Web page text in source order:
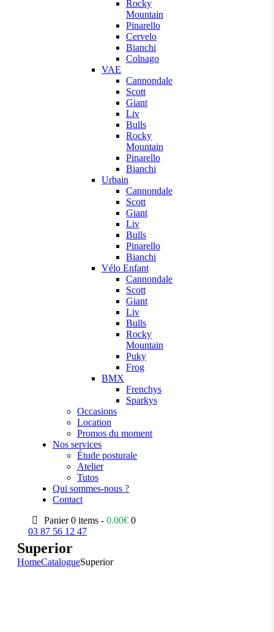
Rocky
Mountain
Pinarello
Cervelo
Bianchi
Colnago
VAE
Cannondale
Scott
Giant
Liv
Bulls
Rocky
Mountain
Pinarello
Bianchi
Urbain
Cannondale
Scott
Giant
Liv
Bulls
Pinarello
Bianchi
Vélo Enfant
Cannondale
Scott
Giant
Liv
Bulls
Rocky
Mountain
Puky
Frog
BMX
Frenchys
Sparkys
Occasions
Location
Promos du moment
Nos services
Étude posturale
Atelier
Tutos
Qui sommes-nous ?
Contact
Panier 0 items -0.00€ 0
03 87 56 12 47
Superior
HomeCatalogueSuperior